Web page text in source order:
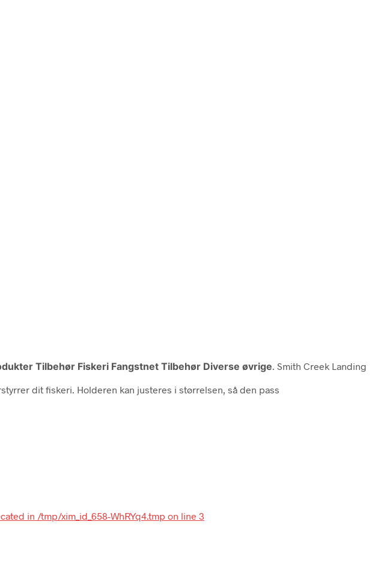
Tilbehør Fiskeri Fangstnet Tilbehør Diverse øvrige . Smith Creek Landing
dit fiskeri. Holderen kan justeres i størrelsen, så den pass
in /tmp/xim_id_658-WhRYq4.tmp on line 3